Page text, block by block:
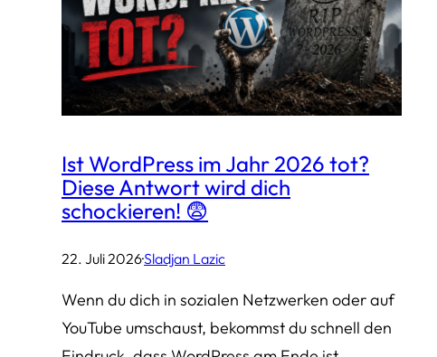
Ist WordPress im Jahr 2026 tot?
Diese Antwort wird dich
schockieren! 😨
22. Juli 2026·Sladjan Lazic
Wenn du dich in sozialen Netzwerken oder auf
YouTube umschaust, bekommst du schnell den